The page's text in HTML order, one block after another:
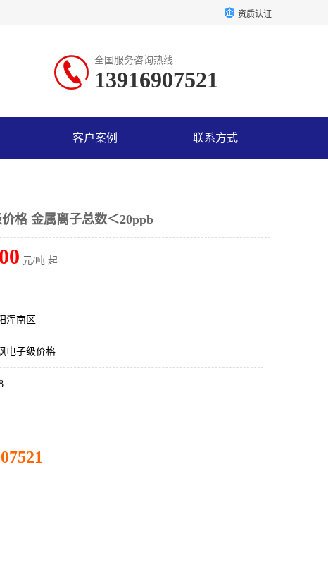
资质认证
全国服务咨询热线:
13916907521
客户案例 联系方式
格 金属离子总数＜20ppb
元/吨 起
浑南区
电子级价格